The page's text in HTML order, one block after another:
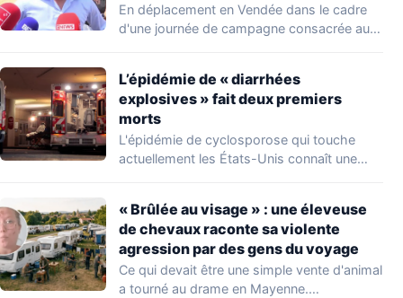
du voyage
En déplacement en Vendée dans le cadre
d'une journée de campagne consacrée aux
L’épidémie de « diarrhées
explosives » fait deux premiers
morts
L'épidémie de cyclosporose qui touche
actuellement les États-Unis connaît une
« Brûlée au visage » : une éleveuse
de chevaux raconte sa violente
agression par des gens du voyage
Ce qui devait être une simple vente d'animal
a tourné au drame en Mayenne.…